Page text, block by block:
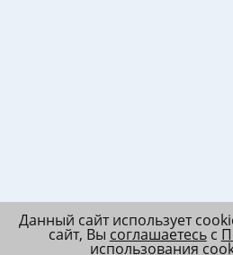
Данный сайт использует
сайт, Вы соглашаетесьс
использования